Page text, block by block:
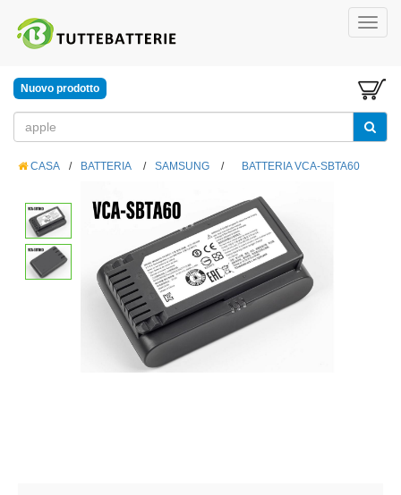
Nuovo prodotto
CASA / BATTERIA / SAMSUNG / BATTERIA VCA-SBTA60